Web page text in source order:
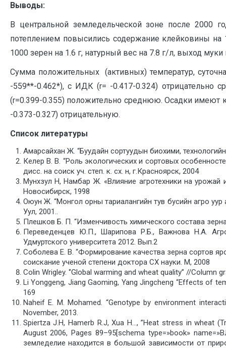
Выводы:
В центральной земледельческой зоне после 2000
потеплением повысились содержание клейковины на
1000 зерен на 1.6 г, натурный вес на 7.8 г/л, выход муки
Сумма положительных (активных) температур,
-559**-0.462*), с ИДК (r= -0.417-0.324) отрицательно
(r=0.399-0.355) положительно среднюю. Осадки
-0.373-0.327) отрицательную.
Список литературы
Амарсайхан Ж. “Буудайн сортуудын биохими,
Келер В. В. “Роль экологических и сортовых
дисс. на соиск уч. степ. к. сх. н, г.Красноярск, 2004
Мунхзул Н, Намбар Ж. «Влияние агротехники на
Новосибирск, 1998
Оюун Ж. “Монгол орны тариалангийн тув бусийн агро уур
Уул, 2001..
Плешков Б. П. “Изменчивость химического состава
Переведенцев Ю.П., Шарипова Р.Б., Важнова Н.А.
Удмуртского университета 2012. Вып.2
Соболева Е. В. “Формирование качества зерна сортов
соискание ученой степени доктора СХ науки. М, 2008
Colin Wrigley. ‘’Global warming and wheat quality’’ //
Li Yonggeng, Jiang Gaoming, Yang Jingcheng “Effects of
169
Naheif E. M. Mohamed. “Genotype by environment
November, 2013.
Spiertza J.H, Hamerb R.J, Xua H…, ”Heat stress in wheat
August 2006, Pages 89–95[schema type=»book»
земледелие находится в большой зависимости от